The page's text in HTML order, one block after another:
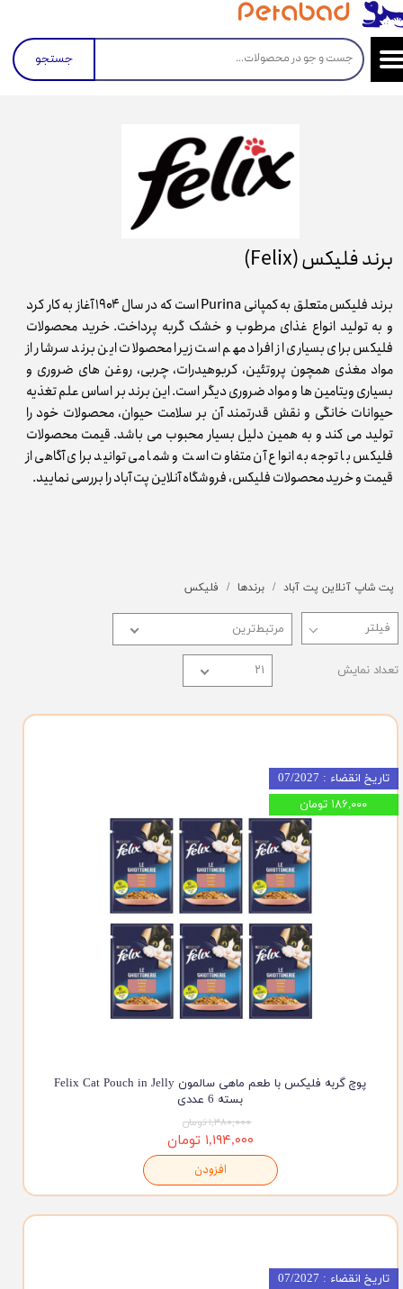
جستجو
برند فلیکس (Felix)
برند فلیکس متعلق به کمپانی Purina است که در سال ۱۹۰۴ آغاز به کار کرد
و به تولید انواع غذای مرطوب و خشک گربه پرداخت. خرید محصولات
فلیکس برای بسیاری از افراد مهم است زیرا محصولات این برند سرشار از
مواد مغذی همچون پروتئین، کربوهیدرات، چربی، روغن های ضروری و
بسیاری ویتامین ها و مواد ضروری دیگر است. این برند بر اساس علم تغذیه
حیوانات خانگی و نقش قدرتمند آن بر سلامت حیوان، محصولات خود را
تولید می کند و به همین دلیل بسیار محبوب می باشد. قیمت محصولات
فلیکس با توجه به انواع آن متفاوت است و شما می توانید برای آگاهی از
قیمت و خرید محصولات فلیکس، فروشگاه آنلاین پت آباد را بررسی نمایید.
پت شاپ آنلاین پت آباد برندها فلیکس
مرتبط‌ترین
تعداد نمایش ۲۱
پوچ گربه فلیکس با طعم ماهی سالمون Felix Cat Pouch in Jelly
بسته 6 عددی
۱,۳۸۰,۰۰۰ تومان
۱,۱۹۴,۰۰۰ تومان
افزودن
تاریخ انقضاء : 07/2027
۱۸۶,۰۰۰ تومان
تاریخ انقضاء : 07/2027